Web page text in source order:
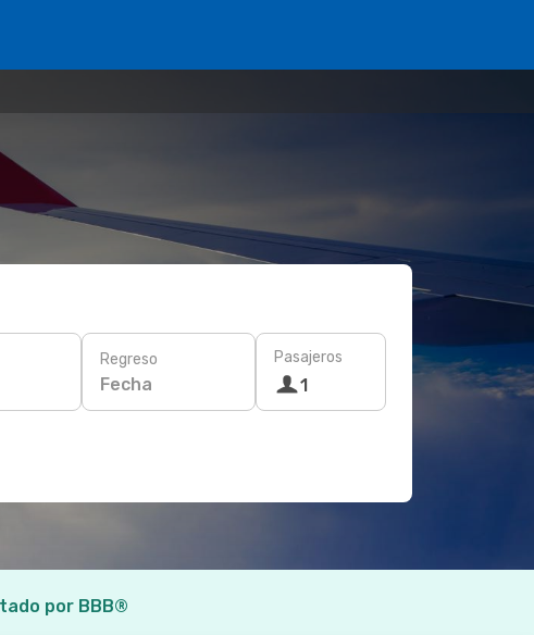
Regreso
Fecha
Pasajeros
1
por BBB®